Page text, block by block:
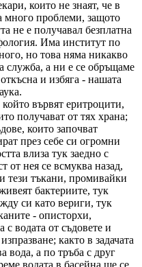
които не знаят, че в
много проблеми, защото
не е получавал безплатна
Има институт по
но това няма никакво
служба, а ни е се обръщаме
и избяга - нашата
вървят еритроцити,
получават от тях храна;
които започват
през себе си огромни
влиза тук заедно с
от нея се всмуква назад,
тези тъкани, промивайки
бактериите, тук
си като вериги, тук
- описторхи,
водата от съдовете и
както в задачата
вода, а по тръба с друг
водата в басейна ще се